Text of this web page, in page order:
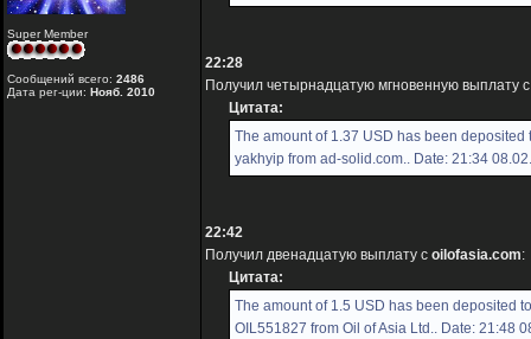
Super Member
Сообщений всего: 2486
Дата рег-ции: Нояб. 2010
22:28
Получил четырнадцатую мгновенную выплату
Цитата:
The amount of 1.37 USD has been
yakhyip from ad-solid.com.. Date: 21:34
22:42
Получил двенадцатую выплату с oilofasia.com:
Цитата:
The amount of 1.5 USD has been deposited
OIL551827 from Oil of Asia Ltd.. Date: 21:48